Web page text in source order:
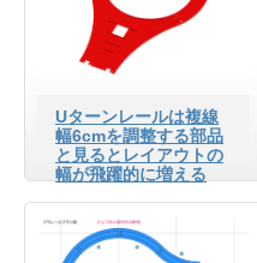
Uターンレールは複線
幅6cmを調整する部品
と見るとレイアウトの
幅が飛躍的に増える